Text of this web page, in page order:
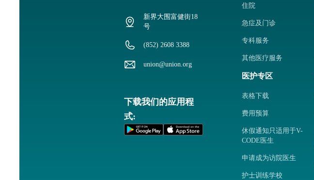
新界大围富健街18
号
(852) 2608 3388
union@union.org
下载我们的应用程
式:
住院
急症及门诊
专科服务
其他医疗服务
医护专区
表格下载
费用预算
休假通知只适用于V-
CODE医生
申请成为访院医生
护士训练学校